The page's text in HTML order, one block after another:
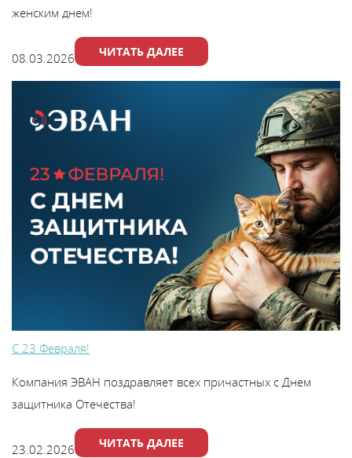
женским днем!
08.03.2026 ЧИТАТЬ ДАЛЕЕ
С 23 Февраля!
Компания ЭВАН поздравляет всех причастных с Днем
защитника Отечества!
23.02.2026 ЧИТАТЬ ДАЛЕЕ